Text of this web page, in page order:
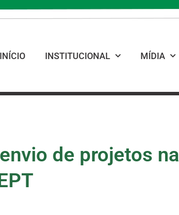
INÍCIO INSTITUCIONAL MÍDIA
de projetos na